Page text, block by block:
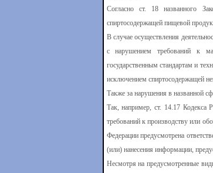
Согласно ст. 18 названного
спиртосодержащей пищевой
В случае осуществления
с нарушением требований к
государственным стандартам и
исключением спиртосодержащей
Также за нарушения в названной
Так, например, ст. 14.17 Кодекса
требований к производству или
Федерации предусмотрена
(или) нанесения информации,
Несмотря на предусмотренные